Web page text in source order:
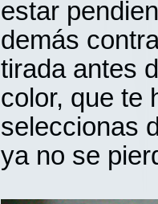
estar
demás
tirada antes
color, que te
seleccionas
ya no se